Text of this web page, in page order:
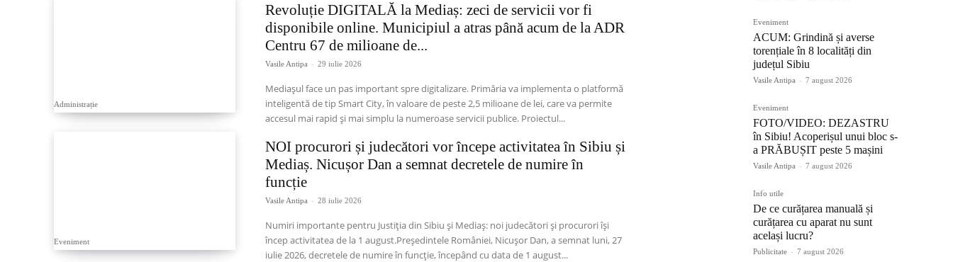
Administrație
Revoluție DIGITALĂ la Mediaș: zeci de servicii vor fi
disponibile online. Municipiul a atras până acum de la ADR
Centru 67 de milioane de...
Vasile Antipa - 29 iulie 2026
Mediașul face un pas important spre digitalizare. Primăria va implementa o platformă
inteligentă de tip Smart City, în valoare de peste 2,5 milioane de lei, care va permite
accesul mai rapid și mai simplu la numeroase servicii publice. Proiectul...
Eveniment
NOI procurori și judecători vor începe activitatea în Sibiu și
Mediaș. Nicușor Dan a semnat decretele de numire în
funcție
Vasile Antipa - 28 iulie 2026
Numiri importante pentru Justiția din Sibiu și Mediaș: noi judecători și procurori își
încep activitatea de la 1 august.Președintele României, Nicușor Dan, a semnat luni, 27
iulie 2026, decretele de numire în funcție, începând cu data de 1 august...
Eveniment
ACUM: Grindină și averse
torențiale în 8 localități din
județul Sibiu
Vasile Antipa - 7 august 2026
Eveniment
FOTO/VIDEO: DEZASTRU
în Sibiu! Acoperișul unui bloc s-
a PRĂBUȘIT peste 5 mașini
Vasile Antipa - 7 august 2026
Info utile
De ce curățarea manuală și
curățarea cu aparat nu sunt
același lucru?
Publicitate - 7 august 2026